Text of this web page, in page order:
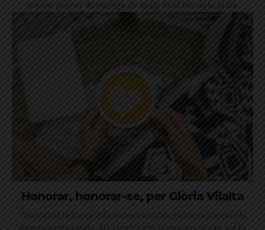
Aquest primer diumenge de maig és el Dia de la Mare
Honorar, honorar-se, per Glòria Vilalta
"Honorant la meva vida honoro també els meus pares i els
meus avantpassats. Això comporta no només agrair-los la